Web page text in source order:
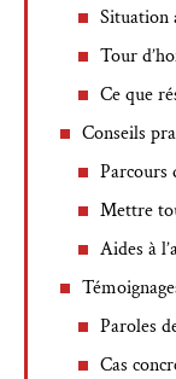
Situation
Tour
Ce que
Conseils
Parcours
Mettre
Aides à
Paroles
Cas